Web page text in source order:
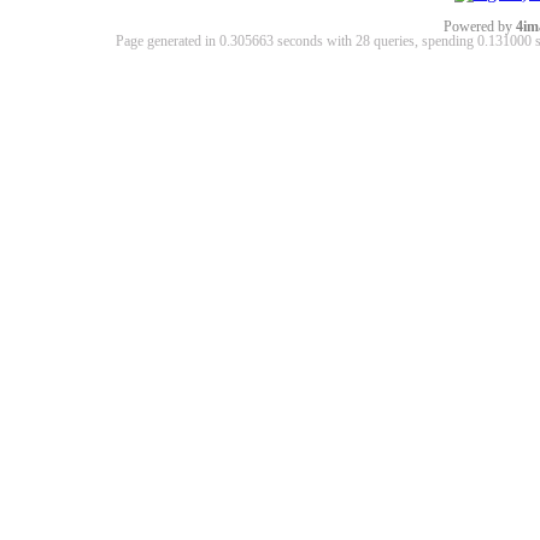
Powered by
Page generated in 0.305663 seconds with 28 queries, spending